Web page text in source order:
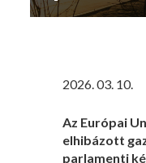
2026. 03. 10.
Az Európai
elhibázott
parlamenti